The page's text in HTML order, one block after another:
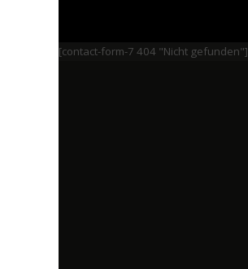
[contact-form-7 404 "Nicht gefunden"]